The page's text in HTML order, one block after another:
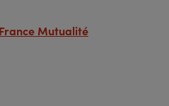
Mutualité